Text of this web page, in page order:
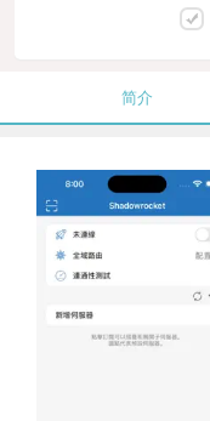
简介